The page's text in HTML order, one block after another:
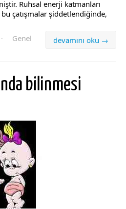
Ruhsal enerji katmanları
çatışmalar şiddetlendiğinde,
devamını oku →
· Genel
bilinmesi